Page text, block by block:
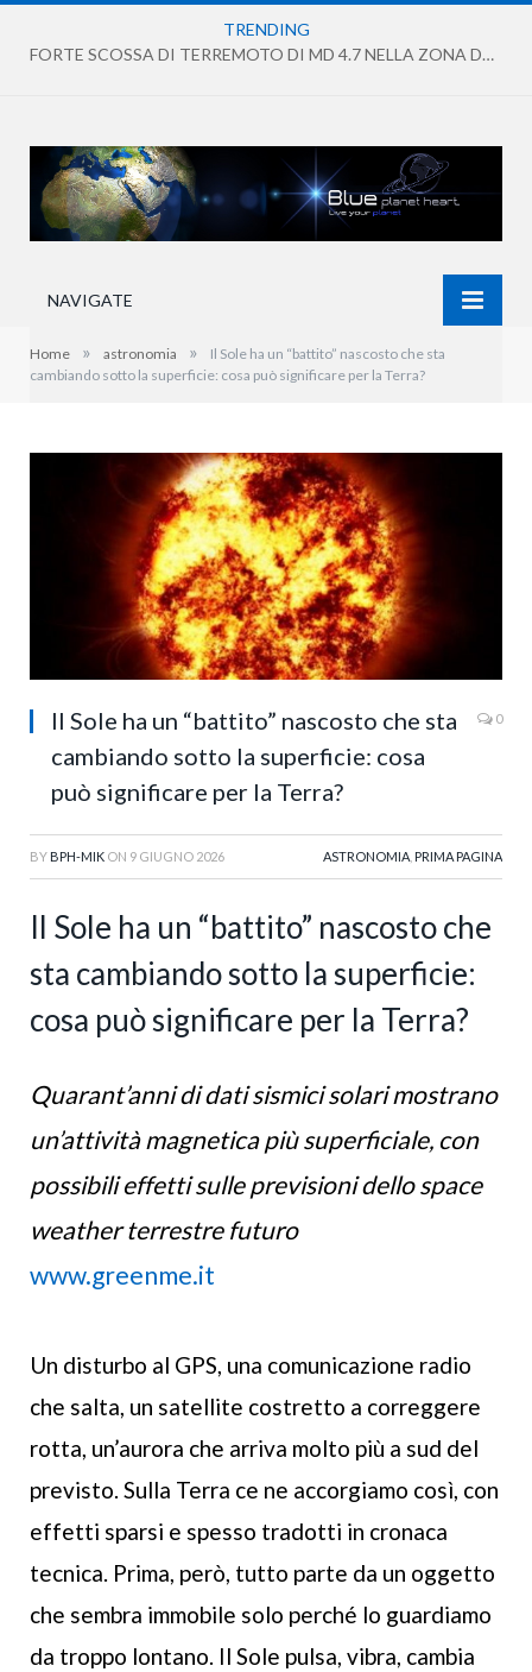
TRENDING
IN ARRIVO CONDIZIONI DI CALDO ANOMALO DIFFUSO E PERSISTENTE
NAVIGATE
Home » astronomia »
Il Sole ha un “battito” nascosto che sta
cambiando sotto la superficie: cosa può significare per la Terra?
Il Sole ha un “battito” nascosto che sta
cambiando sotto la superficie: cosa
può significare per la Terra?
0
BY BPH-MIK ON 9 GIUGNO 2026 ASTRONOMIA PRIMA PAGINA
Il Sole ha un “battito” nascosto che
sta cambiando sotto la superficie:
cosa può significare per la Terra?
Quarant’anni di dati sismici solari mostrano
un’attività magnetica più superficiale, con
possibili effetti sulle previsioni dello space
weather terrestre futuro
www.greenme.it
Un disturbo al GPS, una comunicazione radio
che salta, un satellite costretto a correggere
rotta, un’aurora che arriva molto più a sud del
previsto. Sulla Terra ce ne accorgiamo così, con
effetti sparsi e spesso tradotti in cronaca
tecnica. Prima, però, tutto parte da un oggetto
che sembra immobile solo perché lo guardiamo
da troppo lontano. Il Sole pulsa, vibra, cambia